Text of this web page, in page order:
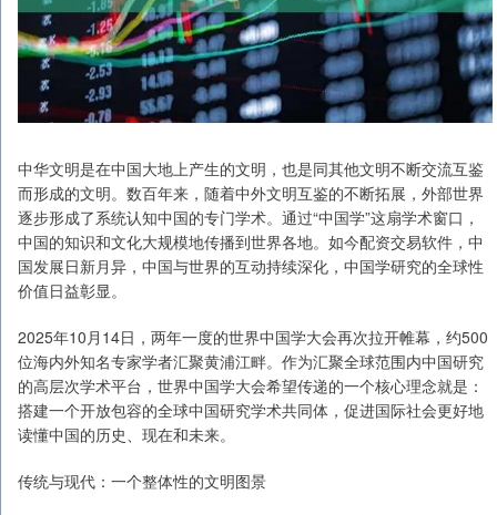
中华文明是在中国大地上产生的文明，也是同其他文明不断交流互鉴
而形成的文明。数百年来，随着中外文明互鉴的不断拓展，外部世界
逐步形成了系统认知中国的专门学术。通过“中国学”这扇学术窗口，
中国的知识和文化大规模地传播到世界各地。如今配资交易软件，中
国发展日新月异，中国与世界的互动持续深化，中国学研究的全球性
价值日益彰显。
2025年10月14日，两年一度的世界中国学大会再次拉开帷幕，约500
位海内外知名专家学者汇聚黄浦江畔。作为汇聚全球范围内中国研究
的高层次学术平台，世界中国学大会希望传递的一个核心理念就是：
搭建一个开放包容的全球中国研究学术共同体，促进国际社会更好地
读懂中国的历史、现在和未来。
传统与现代：一个整体性的文明图景